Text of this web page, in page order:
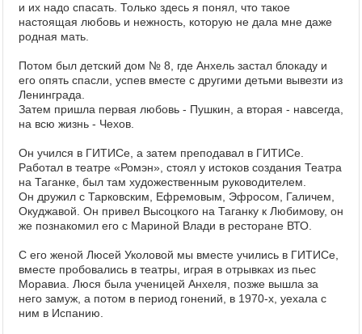
и их надо спасать. Только здесь я понял, что такое
настоящая любовь и нежность, которую не дала мне даже
родная мать.
Потом был детский дом № 8, где Анхель застал блокаду и
его опять спасли, успев вместе с другими детьми вывезти из
Ленинграда.
Затем пришла первая любовь - Пушкин, а вторая - навсегда,
на всю жизнь - Чехов.
Он учился в ГИТИСе, а затем преподавал в ГИТИСе.
Работал в театре «Ромэн», стоял у истоков создания Театра
на Таганке, был там художественным руководителем.
Он дружил с Тарковским, Ефремовым, Эфросом, Галичем,
Окуджавой. Он привел Высоцкого на Таганку к Любимову, он
же познакомил его с Мариной Влади в ресторане ВТО.
С его женой Люсей Уколовой мы вместе учились в ГИТИСе,
вместе пробовались в театры, играя в отрывках из пьес
Моравиа. Люся была ученицей Анхеля, позже вышла за
него замуж, а потом в период гонений, в 1970-х, уехала с
ним в Испанию.